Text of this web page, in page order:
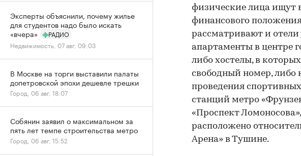
физические лица ищут
финансового
рассматривают и отели
апартаменты в центре
либо хостелы, в
свободный номер, либо
проведения
станций метро
«Проспект
расположено
Арена» в Тушине.
Эксперты объяснили, почему жилье
для студентов надо было искать
«вчера»
РАДИО
Недвижимость, 07 авг, 09:03
В Москве на торги выставили палаты
допетровской эпохи дешевле трешки
Город, 06 авг, 18:07
Собянин заявил о максимальном за
пять лет темпе строительства метро
Город, 06 авг, 15:52